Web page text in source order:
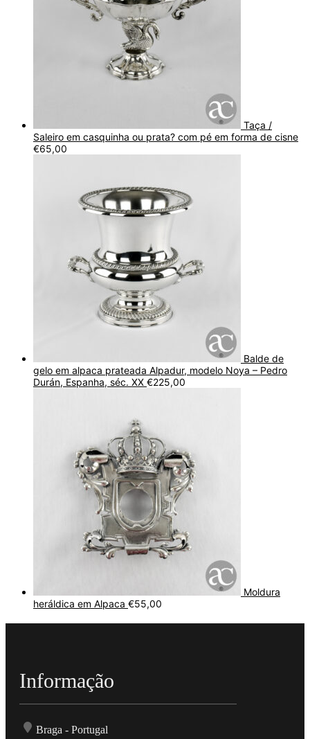
Taça /
Saleiro em casquinha ou prata? com pé em forma de cisne
€65,00
Balde de
gelo em alpaca prateada Alpadur, modelo Noya – Pedro
Durán, Espanha, séc. XX €225,00
Moldura
heráldica em Alpaca €55,00
Informação
Braga - Portugal